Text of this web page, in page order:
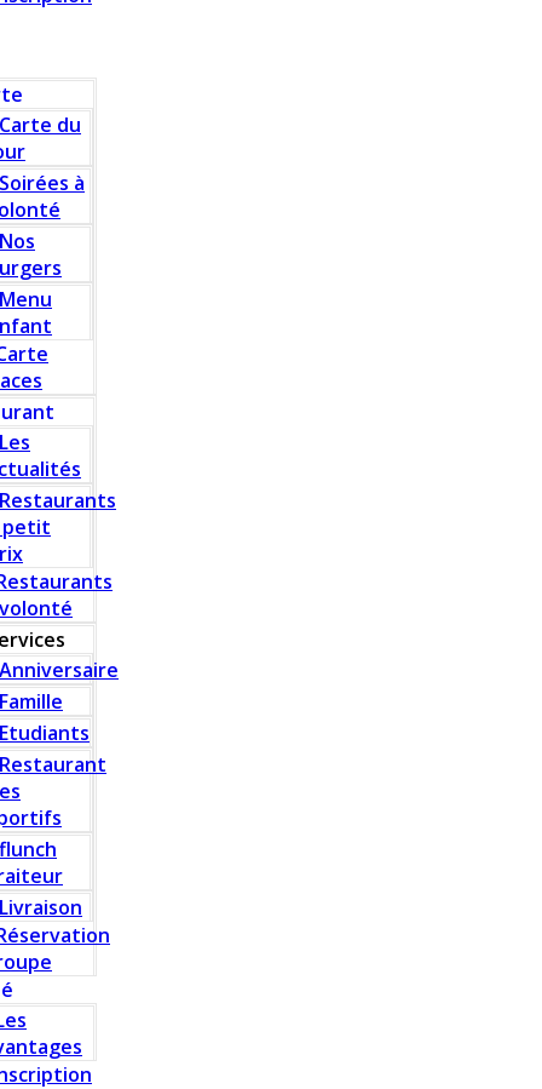
Carte du
Soirées à
Nos
Menu
Les
Restaurants
petit
Anniversaire
Famille
Etudiants
Restaurant
flunch
Livraison